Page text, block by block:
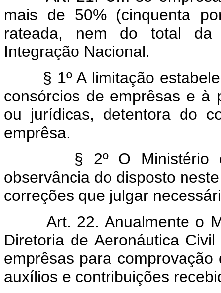
mais de 50% (cinquenta
rateada, nem do total da
Integração Nacional.
§ 1º A limitação
consórcios de emprêsas e à
ou jurídicas, detentora do
emprêsa.
§ 2º O Ministério da
observância do disposto
correções que julgar
Art. 22. Anualmente o
Diretoria de Aeronáutica
emprêsas para
auxílios e contribuições